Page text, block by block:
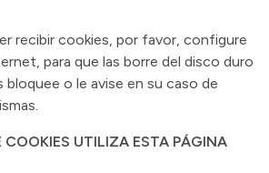
recibir cookies, por favor, configure
para que las borre del disco duro
bloquee o le avise en su caso de
COOKIES UTILIZA ESTA PÁGINA